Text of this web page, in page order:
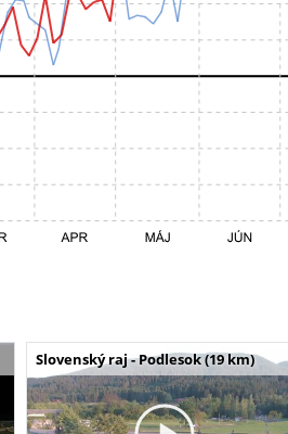
Slovenský raj - Podlesok (19 km)